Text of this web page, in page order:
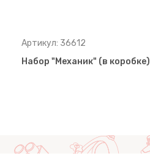
Артикул: 36612
Набор "Механик" (в коробке)